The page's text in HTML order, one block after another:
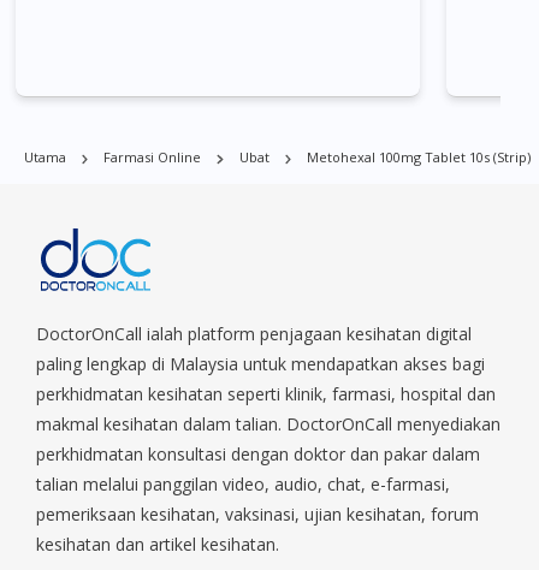
Commonwealt, City Hall, Clarke Quay, Changi Airport, Changi
Park, Geylang, Hougang, Harbourfront, Holland, Jurong, Jurong
East, Jurong West, Kallang/ Whampoa, Lim Chu Kang, Marine
Parade, Marina, Macpherson, Mandai, Newton, Novena,
Queenstown, Raffles Place, Rochor, River Valley, Sembawang,
Sengkang, Serangoon, Serangoon Rd, Seletar, Tampines, Toa
Payoh, Tanjong Pagar, Telok Blangah, Tanglin, Thomson, Tuas,
Tengah, Upper East Coast, Upper Bukit Timah, Upper Thomson,
Woodlands, West Coast, Yishun, Yio Chu Kang.
Utama Farmasi Online Ubat Metohexal 100mg Tablet 10s (strip)
DoctorOnCall ialah platform penjagaan kesihatan digital
paling lengkap di Malaysia untuk mendapatkan akses bagi
perkhidmatan kesihatan seperti klinik, farmasi, hospital dan
makmal kesihatan dalam talian. DoctorOnCall menyediakan
perkhidmatan konsultasi dengan doktor dan pakar dalam
talian melalui panggilan video, audio, chat, e-farmasi,
pemeriksaan kesihatan, vaksinasi, ujian kesihatan, forum
kesihatan dan artikel kesihatan.